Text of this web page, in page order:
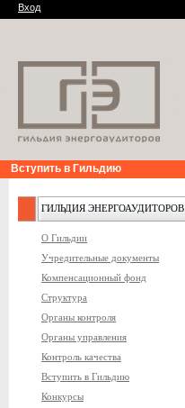
Вход
Вступить в Гильдию
ГИЛЬДИЯ ЭНЕРГОАУДИТОРОВ
О Гильдии
Учредительные документы
Компенсационный фонд
Структура
Органы контроля
Органы управления
Контроль качества
Вступить в Гильдию
Конкурсы